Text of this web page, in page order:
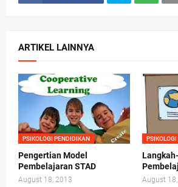
ARTIKEL LAINNYA
PSIKOLOGI PENDIDIKAN
Pengertian Model
Pembelajaran STAD
August 18, 2013 August